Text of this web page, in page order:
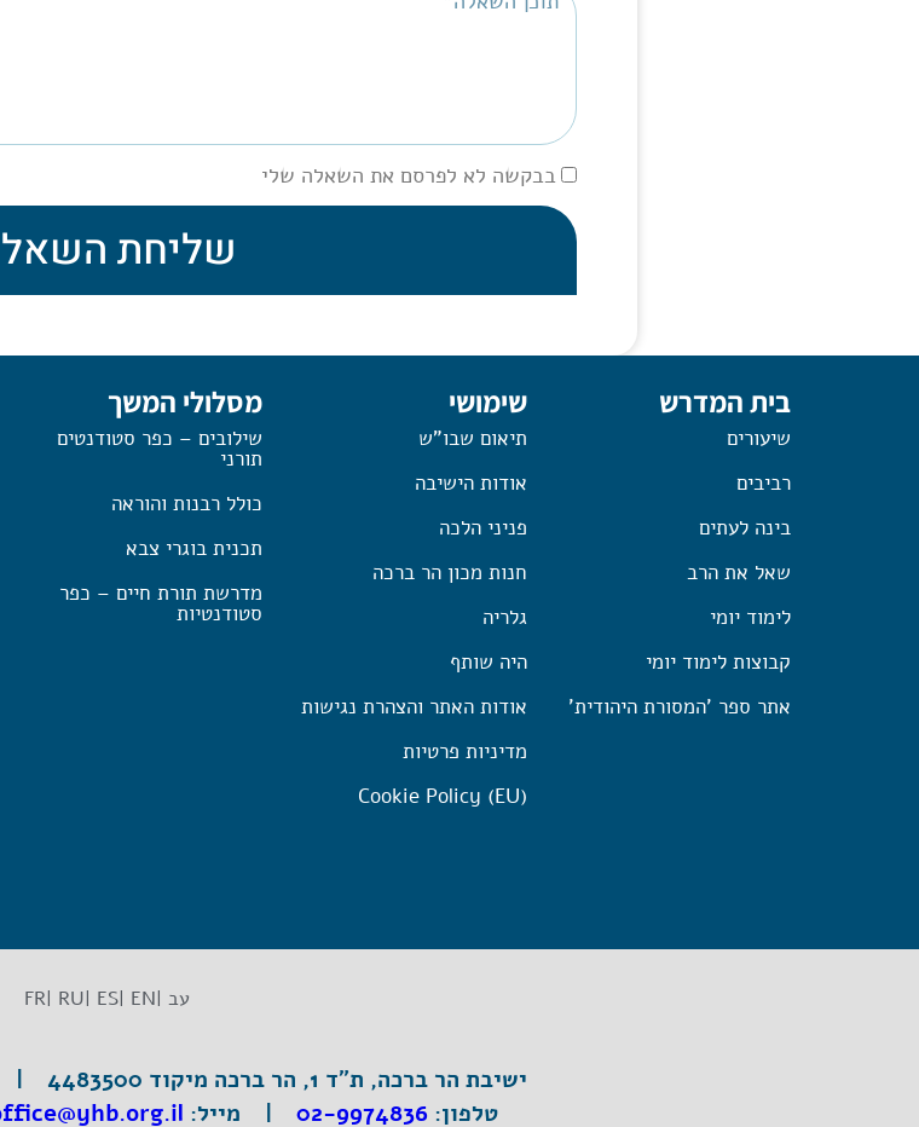
בבקשה לא לפרסם את השאלה שלי
שליחת
בית המדרש
שיעורים
רביבים
בינה לעתים
שאל את הרב
לימוד יומי
קבוצות לימוד יומי
אתר ספר 'המסורת היהודית'
שימושי
תיאום שבו"ש
אודות הישיבה
פניני הלכה
חנות מכון הר ברכה
גלריה
היה שותף
אודות האתר והצהרת נגישות
מדיניות פרטיות
Cookie Policy (EU)
מסלולי המשך
שילובים – כפר סטודנטים
תורני
כולל רבנות והוראה
תכנית בוגרי צבא
מדרשת תורת חיים – כפר
סטודנטיות
עב |EN |
ES |
RU |
FR
ישיבת הר ברכה, ת"ד 1, הר ברכה מיקוד 4483500 |
טלפון:02-9974836
| מייל: